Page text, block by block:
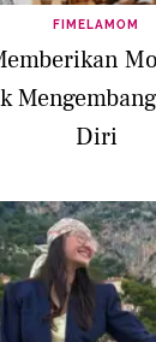
FIMELAMOM
Diri